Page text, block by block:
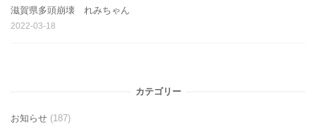
滋賀県多頭崩壊 れみちゃん
2022-03-18
カテゴリー
お知らせ (187)